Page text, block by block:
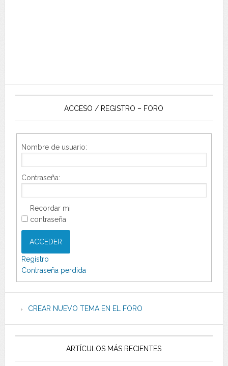
ACCESO / REGISTRO – FORO
Nombre de usuario:
Contraseña:
Recordar mi
contraseña
ACCEDER
Registro
Contraseña perdida
CREAR NUEVO TEMA EN EL FORO
ARTÍCULOS MÁS RECIENTES